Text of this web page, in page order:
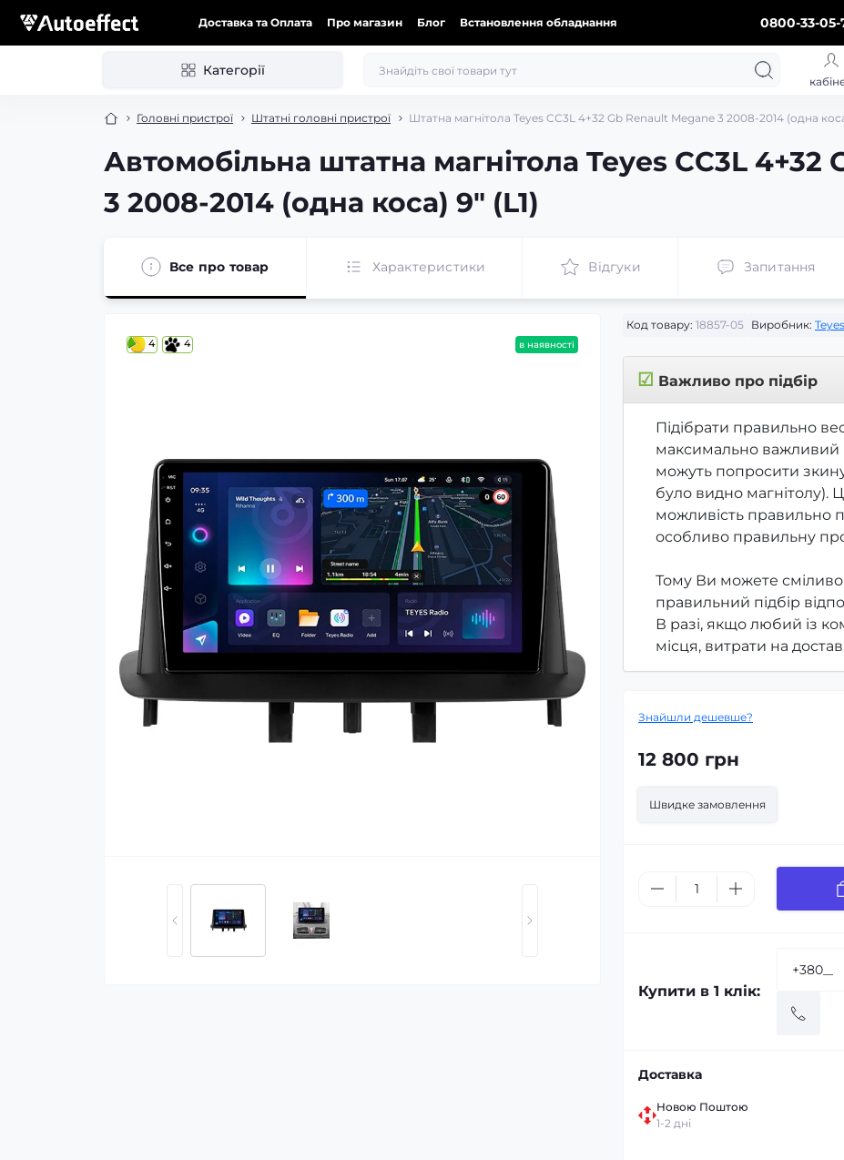
Доставка та Оплата Про магазин Блог Встановлення обладнання 0800-33-
Категорії
Головні пристрої Штатні головні пристрої Штатна магнітола Teyes CC3L 4+32 Gb Renault Megane 3 2008-2014 (одна
Автомобільна штатна магнітола Teyes CC3L
3 2008-2014 (одна коса) 9" (L1)
Все про товар Характеристики Відгуки Запитання
4 4 в наявності
Код товару: 18857-05 Виробник: Teyes
☑ Важливо про підбір
Підібрати правильно
максимально важливий
можуть попросити
було видно магнітолу).
можливість правильно
особливо правильну
Тому Ви можете
правильний підбір
В разі, якщо любий із
місця, витрати на
Знайшли дешевше?
12 800 грн
Швидке замовлення
Купити в 1 клік:
Доставка
Новою Поштою
1-2 дні